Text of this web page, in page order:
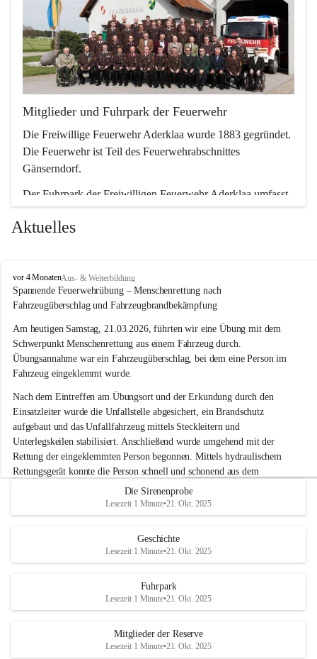
Mitglieder und Fuhrpark der Feuerwehr
Die Freiwillige Feuerwehr Aderklaa wurde 1883 gegründet.
Die Feuerwehr ist Teil des Feuerwehrabschnittes
Gänserndorf.
Der Fuhrpark der Freiwilligen Feuerwehr Aderklaa umfasst
ein RLFA-2000 der Marke Mercedes Artego und ein MTFA
der Marke Mercedes Sprinter. Weiters haben wir noch einen
Aktuelles
F
r
e
w
i
l
l
i
g
e
F
e
u
e
r
w
e
a
vor 4 MonatenAus- & Weiterbildung
Spannende Feuerwehrübung – Menschenrettung nach
Fahrzeugüberschlag und Fahrzeugbrandbekämpfung
Am heutigen Samstag, 21.03.2026, führten wir eine Übung mit dem
Schwerpunkt Menschenrettung aus einem Fahrzeug durch.
Übungsannahme war ein Fahrzeugüberschlag, bei dem eine Person im
Fahrzeug eingeklemmt wurde.
Nach dem Eintreffen am Übungsort und der Erkundung durch den
Einsatzleiter wurde die Unfallstelle abgesichert, ein Brandschutz
aufgebaut und das Unfallfahrzeug mittels Steckleitern und
Unterlegskeilen stabilisiert. Anschließend wurde umgehend mit der
Rettung der eingeklemmten Person begonnen. Mittels hydraulischem
Rettungsgerät konnte die Person schnell und schonend aus dem
Im Anschluss an die technische Übung wurde noch die Bekämpfung
der richtige Umgang mit Handfeuerlöschern besprochen und praktisch
+4
Die Sirenenprobe
Lesezeit 1 Minute•21. Okt. 2025
Geschichte
Lesezeit 1 Minute•21. Okt. 2025
Fuhrpark
Lesezeit 1 Minute•21. Okt. 2025
Mitglieder der Reserve
Lesezeit 1 Minute•21. Okt. 2025